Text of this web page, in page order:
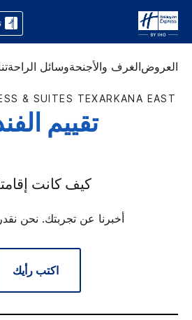
العروضالغرف والأجنحةوسائل الراحة
& SUITES TEXARKANA EAST
تقييم
كيف كانت
أخبرنا عن تجربتك. نحن
اكتب رأيك